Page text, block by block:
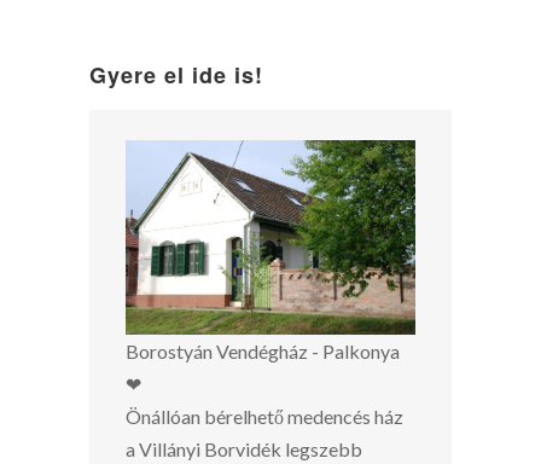
Gyere el ide is!
Borostyán Vendégház - Palkonya
❤
Önállóan bérelhető medencés ház
a Villányi Borvidék legszebb